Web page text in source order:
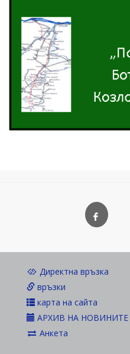
Директна връзка
връзки
карта на сайта
АРХИВ НА НОВИНИТЕ
Анкета